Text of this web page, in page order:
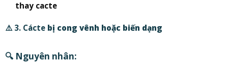
thay cacte
⚠️ 3. Cácte bị cong vênh hoặc biến dạng
🔍 Nguyên nhân: